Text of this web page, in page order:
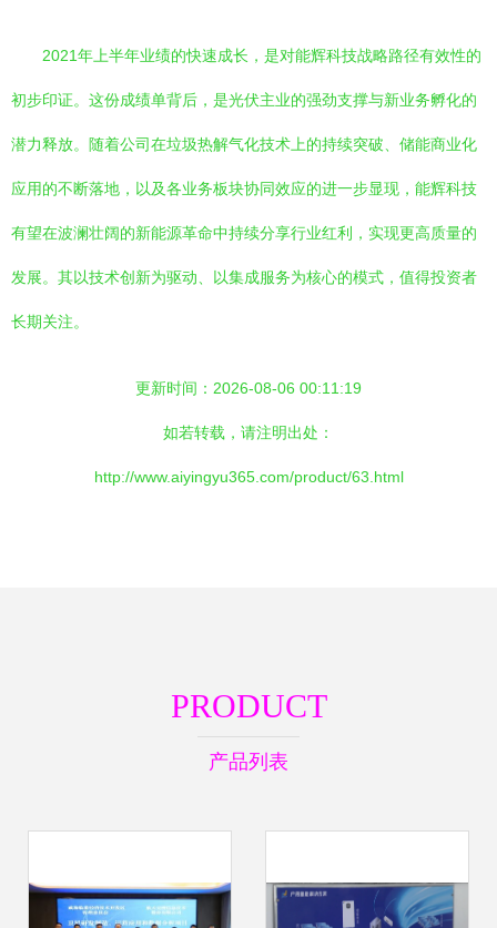
2021年上半年业绩的快速成长，是对能辉科技战略路径有效性的
初步印证。这份成绩单背后，是光伏主业的强劲支撑与新业务孵化的
潜力释放。随着公司在垃圾热解气化技术上的持续突破、储能商业化
应用的不断落地，以及各业务板块协同效应的进一步显现，能辉科技
有望在波澜壮阔的新能源革命中持续分享行业红利，实现更高质量的
发展。其以技术创新为驱动、以集成服务为核心的模式，值得投资者
长期关注。
更新时间：2026-08-06 00:11:19
如若转载，请注明出处：
http://www.aiyingyu365.com/product/63.html
PRODUCT
产品列表